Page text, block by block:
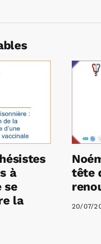
à
se
la
tête
20/07/